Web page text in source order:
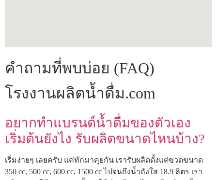
คำถามที่พบบ่อย (FAQ)
โรงงานผลิตน้ำดื่ม.com
อยากทำแบรนด์น้ำดื่มของตัวเอง
เริ่มต้นยังไง รับผลิตขนาดไหนบ้าง?
เริ่มง่ายๆ เลยครับ แค่ทักมาคุยกัน เรารับผลิตตั้งแต่ขวดขนาด
350 cc, 500 cc, 600 cc, 1500 cc ไปจนถึงน้ำถังใส 18.9 ลิตร เรา